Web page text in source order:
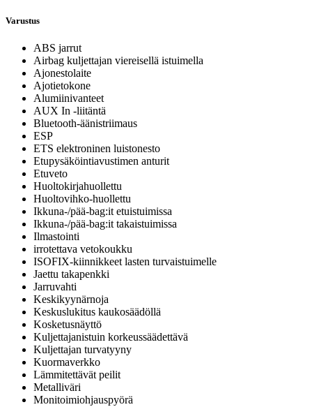
Varustus
ABS jarrut
Airbag kuljettajan viereisellä istuimella
Ajonestolaite
Ajotietokone
Alumiinivanteet
AUX In -liitäntä
Bluetooth-äänistriimaus
ESP
ETS elektroninen luistonesto
Etupysäköintiavustimen anturit
Etuveto
Huoltokirjahuollettu
Huoltovihko-huollettu
Ikkuna-/pää-bag:it etuistuimissa
Ikkuna-/pää-bag:it takaistuimissa
Ilmastointi
irrotettava vetokoukku
ISOFIX-kiinnikkeet lasten turvaistuimelle
Jaettu takapenkki
Jarruvahti
Keskikyynärnoja
Keskuslukitus kaukosäädöllä
Kosketusnäyttö
Kuljettajanistuin korkeussäädettävä
Kuljettajan turvatyyny
Kuormaverkko
Lämmitettävät peilit
Metalliväri
Monitoimiohjauspyörä